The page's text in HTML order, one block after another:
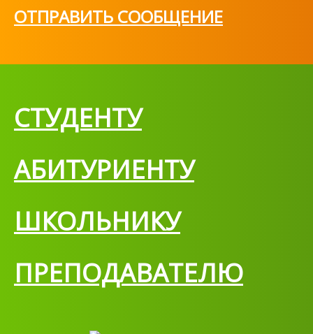
ОТПРАВИТЬ СООБЩЕНИЕ
СТУДЕНТУ
АБИТУРИЕНТУ
ШКОЛЬНИКУ
ПРЕПОДАВАТЕЛЮ